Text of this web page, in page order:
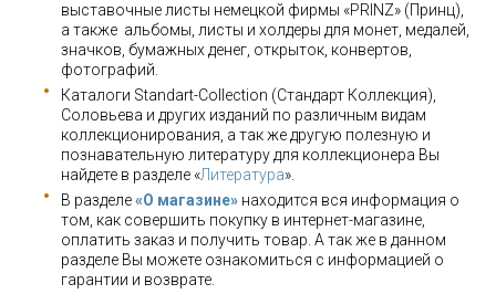
выставочные листы немецкой фирмы «PRINZ» (Принц),
а также альбомы, листы и холдеры для монет, медалей,
значков, бумажных денег, открыток, конвертов,
фотографий.
Каталоги Standart-Collection (Стандарт Коллекция),
Соловьева и других изданий по различным видам
коллекционирования, а так же другую полезную и
познавательную литературу для коллекционера Вы
найдете в разделе «Литература».
В разделе«О магазине» находится вся информация о
том, как совершить покупку в интернет-магазине,
оплатить заказ и получить товар. А так же в данном
разделе Вы можете ознакомиться с информацией о
гарантии и возврате.